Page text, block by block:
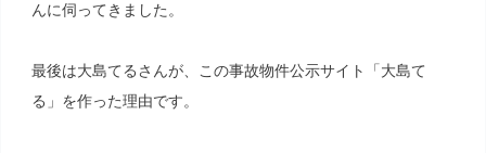
んに伺ってきました。
最後は大島てるさんが、この事故物件公示サイト「大島て
る」を作った理由です。